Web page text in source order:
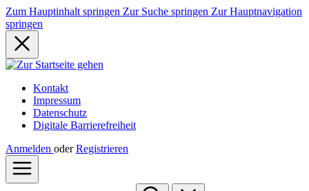
Zum Hauptinhalt springen Zur Suche springen Zur Hauptnavigation
springen
Kontakt
Impressum
Datenschutz
Digitale Barrierefreiheit
Anmelden oder Registrieren